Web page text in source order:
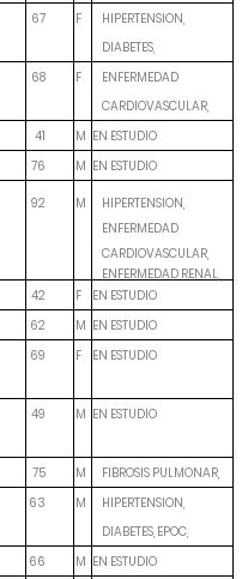
67 F
HIPERTENSION,
DIABETES,
68 F
ENFERMEDAD
CARDIOVASCULAR,
41 M EN ESTUDIO
76 M EN ESTUDIO
92 M
HIPERTENSION,
ENFERMEDAD
CARDIOVASCULAR,
ENFERMEDAD RENAL,
42 F
EN ESTUDIO
62 M EN ESTUDIO
69 F EN ESTUDIO
49 M EN ESTUDIO
75 M
FIBROSIS PULMONAR,
63 M
HIPERTENSION,
DIABETES, EPOC,
66 M EN ESTUDIO